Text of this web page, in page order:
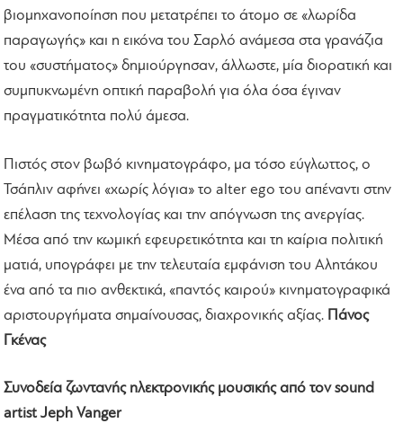
βιομηχανοποίηση που μετατρέπει το άτομο σε «λωρίδα
παραγωγής» και η εικόνα του Σαρλό ανάμεσα στα γρανάζια
του «συστήματος» δημιούργησαν, άλλωστε, μία διορατική και
συμπυκνωμένη οπτική παραβολή για όλα όσα έγιναν
πραγματικότητα πολύ άμεσα.
Πιστός στον βωβό κινηματογράφο, μα τόσο εύγλωττος, ο
Τσάπλιν αφήνει «χωρίς λόγια» το alter ego του απέναντι στην
επέλαση της τεχνολογίας και την απόγνωση της ανεργίας.
Μέσα από την κωμική εφευρετικότητα και τη καίρια πολιτική
ματιά, υπογράφει με την τελευταία εμφάνιση του Αλητάκου
ένα από τα πιο ανθεκτικά, «παντός καιρού» κινηματογραφικά
αριστουργήματα σημαίνουσας, διαχρονικής αξίας.
Πάνος
Γκένας
Συνοδεία ζωντανής ηλεκτρονικής μουσικής από τον sound
artist Jeph Vanger